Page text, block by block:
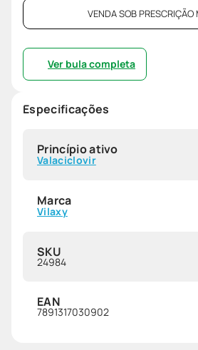
VENDA SOB PRESCRIÇÃO
Ver bula completa
Especificações
Princípio ativo
Valaciclovir
Marca
Vilaxy
SKU
24984
EAN
7891317030902